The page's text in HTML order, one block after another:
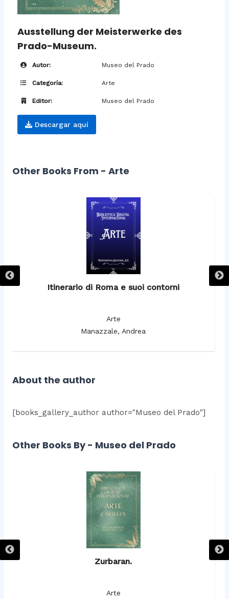
Ausstellung der Meisterwerke des
Prado-Museum.
Autor: Museo del Prado
Categoría: Arte
Editor: Museo del Prado
Descargar aquí
Other Books From - Arte
Itinerario di Roma e suoi contorni
Arte
Manazzale, Andrea
About the author
[books_gallery_author author="Museo del Prado"]
Other Books By - Museo del Prado
Zurbaran.
Arte